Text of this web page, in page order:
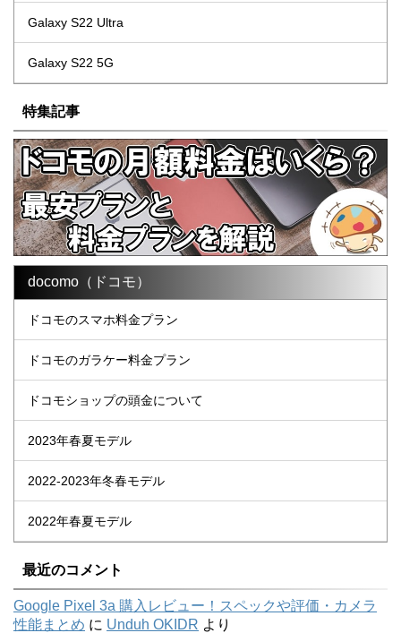
Galaxy S22 Ultra
Galaxy S22 5G
特集記事
docomo（ドコモ）
ドコモのスマホ料金プラン
ドコモのガラケー料金プラン
ドコモショップの頭金について
2023年春夏モデル
2022-2023年冬春モデル
2022年春夏モデル
最近のコメント
Google Pixel 3a 購入レビュー！スペックや評価・カメラ
性能まとめ に Unduh OKIDR より